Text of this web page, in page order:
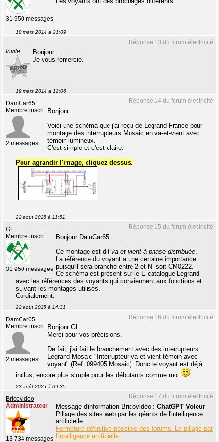
31 950 messages
18 mars 2014 à 21:09
Réponse 13 du forum électricité
Invité
Bonjour.
Je vous remercie.
19 mars 2014 à 12:06
Réponse 14 du forum électricité
DamCar65
Membre inscrit
2 messages
Bonjour.
Voici une schéma que j'ai reçu de Legrand France pour
montage des interrupteurs Mosaic en va-et-vient avec
témoin lumineux.
C'est simple et c'est claire.
Pour agrandir l'image, cliquez dessus.
22 août 2025 à 11:51
Réponse 15 du forum électricité
GL
Membre inscrit
31 950 messages
Bonjour DamCar65.
Ce montage est dit va et vient à phase distribuée
La référence du voyant a une certaine importance,
puisqu'il sera branché entre 2 et N, soit CM0222.
Ce schéma est présent sur le E-catalogue Legrand
avec les références des voyants qui conviennent aux fonctions et
suivant les montages utilisés.
Cordialement.
22 août 2025 à 14:31
Réponse 16 du forum électricité
DamCar65
Membre inscrit
2 messages
Bonjour GL.
Merci pour vos précisions.
De fait, j'ai fait le branchement avec des interrupteurs
Legrand Mosaic "Interrupteur va-et-vient témoin avec
voyant" (Ref. 099405 Mosaic). Donc le voyant est déjà
inclus, encore plus simple pour les débutants comme moi
23 août 2025 à 09:35
Réponse 17 du forum électricité
Bricovidéo
Administrateur
13 734 messages
Message d'information Bricovidéo : ChatGPT Voleur
Pillage des sites web par les géants de l'intelligence
artificielle.
Fermeture définitive possible des forums. Le pillage par
l'intelligence artificielle